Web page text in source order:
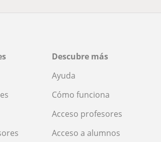
Descubre más
Ayuda
Cómo funciona
Acceso profesores
Acceso a alumnos